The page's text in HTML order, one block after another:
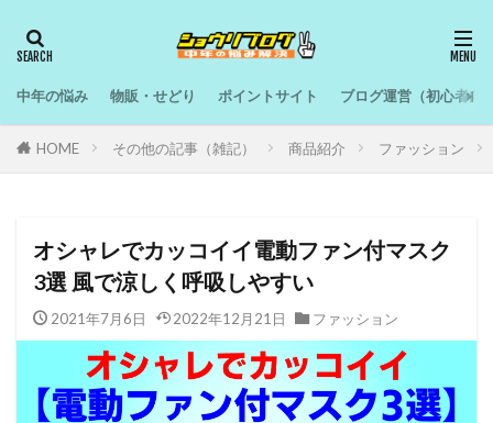
中年の悩み 物販・せどり ポイントサイト ブログ運営（初心者向
HOME その他の記事（雑記） 商品紹介 ファッション
オシャレでカッコイイ電動ファン付マスク
3選 風で涼しく呼吸しやすい
2021年7月6日 2022年12月21日 ファッション